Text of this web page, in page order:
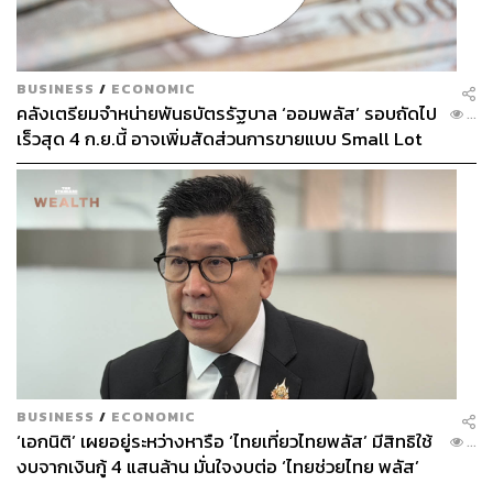
BUSINESS / ECONOMIC
คลังเตรียมจำหน่ายพันธบัตรรัฐบาล ‘ออมพลัส’ รอบถัดไป
เร็วสุด 4 ก.ย.นี้ อาจเพิ่มสัดส่วนการขายแบบ Small Lot
First มากขึ้น
...
BUSINESS / ECONOMIC
‘เอกนิติ’ เผยอยู่ระหว่างหารือ ‘ไทยเที่ยวไทยพลัส’ มีสิทธิใช้
งบจากเงินกู้ 4 แสนล้าน มั่นใจงบต่อ ‘ไทยช่วยไทย พลัส’
...